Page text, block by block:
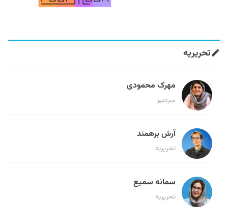
تحریریه
مهرک محمودی
سردبیر
آرش برهمند
تحریریه
سمانه سمیع
تحریریه